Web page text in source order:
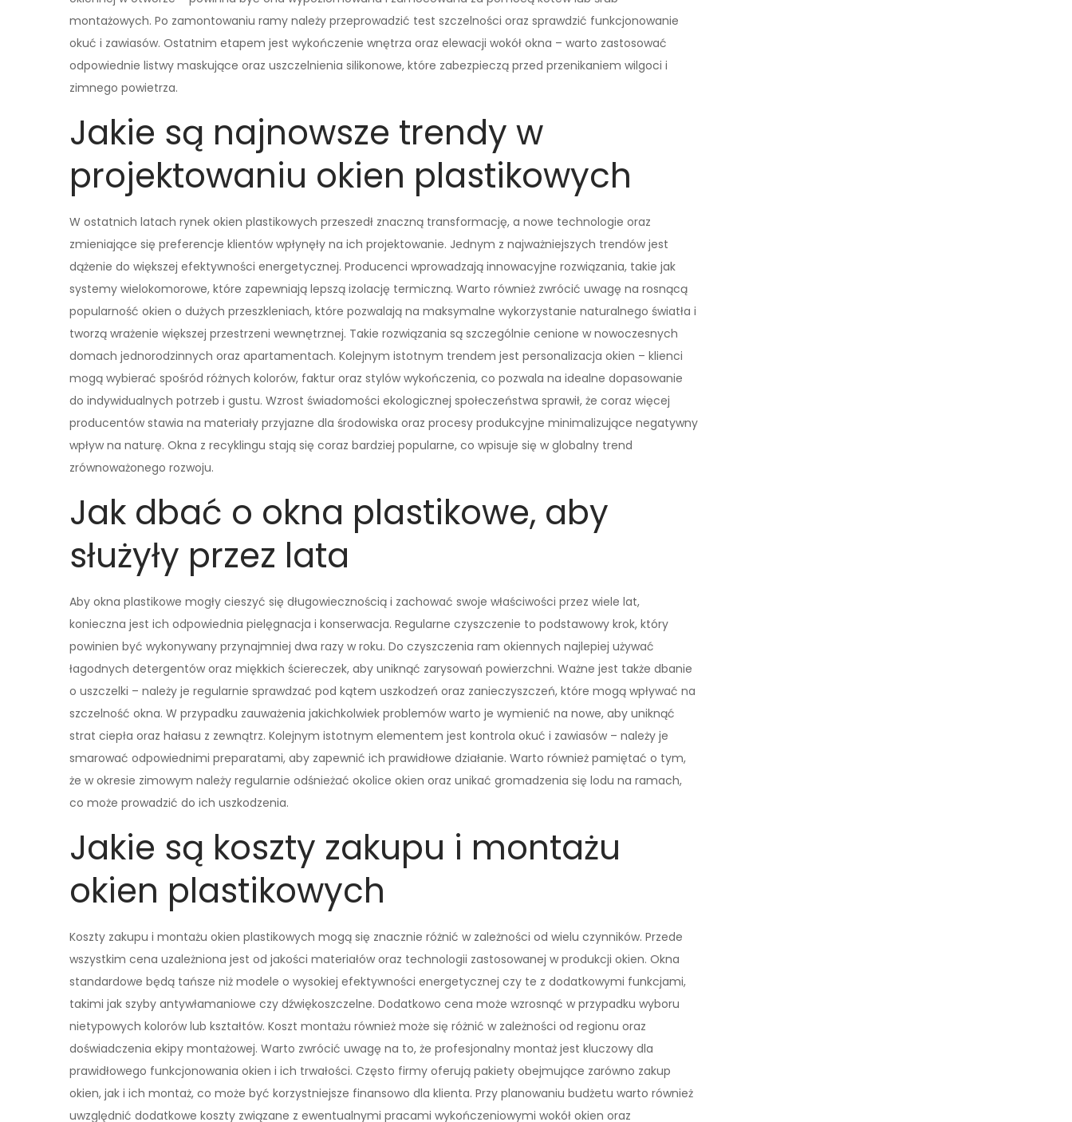
montażowych. Po zamontowaniu ramy należy przeprowadzić test szczelności oraz sprawdzić funkcjonowanie
okuć i zawiasów. Ostatnim etapem jest wykończenie wnętrza oraz elewacji wokół okna – warto zastosować
odpowiednie listwy maskujące oraz uszczelnienia silikonowe, które zabezpieczą przed przenikaniem wilgoci i
zimnego powietrza.
Jakie są najnowsze trendy w
projektowaniu okien plastikowych
W ostatnich latach rynek okien plastikowych przeszedł znaczną transformację, a nowe technologie oraz
zmieniające się preferencje klientów wpłynęły na ich projektowanie. Jednym z najważniejszych trendów jest
dążenie do większej efektywności energetycznej. Producenci wprowadzają innowacyjne rozwiązania, takie jak
systemy wielokomorowe, które zapewniają lepszą izolację termiczną. Warto również zwrócić uwagę na rosnącą
popularność okien o dużych przeszkleniach, które pozwalają na maksymalne wykorzystanie naturalnego światła i
tworzą wrażenie większej przestrzeni wewnętrznej. Takie rozwiązania są szczególnie cenione w nowoczesnych
domach jednorodzinnych oraz apartamentach. Kolejnym istotnym trendem jest personalizacja okien – klienci
mogą wybierać spośród różnych kolorów, faktur oraz stylów wykończenia, co pozwala na idealne dopasowanie
do indywidualnych potrzeb i gustu. Wzrost świadomości ekologicznej społeczeństwa sprawił, że coraz więcej
producentów stawia na materiały przyjazne dla środowiska oraz procesy produkcyjne minimalizujące negatywny
wpływ na naturę. Okna z recyklingu stają się coraz bardziej popularne, co wpisuje się w globalny trend
zrównoważonego rozwoju.
Jak dbać o okna plastikowe, aby
służyły przez lata
Aby okna plastikowe mogły cieszyć się długowiecznością i zachować swoje właściwości przez wiele lat,
konieczna jest ich odpowiednia pielęgnacja i konserwacja. Regularne czyszczenie to podstawowy krok, który
powinien być wykonywany przynajmniej dwa razy w roku. Do czyszczenia ram okiennych najlepiej używać
łagodnych detergentów oraz miękkich ściereczek, aby uniknąć zarysowań powierzchni. Ważne jest także dbanie
o uszczelki – należy je regularnie sprawdzać pod kątem uszkodzeń oraz zanieczyszczeń, które mogą wpływać na
szczelność okna. W przypadku zauważenia jakichkolwiek problemów warto je wymienić na nowe, aby uniknąć
strat ciepła oraz hałasu z zewnątrz. Kolejnym istotnym elementem jest kontrola okuć i zawiasów – należy je
smarować odpowiednimi preparatami, aby zapewnić ich prawidłowe działanie. Warto również pamiętać o tym,
że w okresie zimowym należy regularnie odśnieżać okolice okien oraz unikać gromadzenia się lodu na ramach,
co może prowadzić do ich uszkodzenia.
Jakie są koszty zakupu i montażu
okien plastikowych
Koszty zakupu i montażu okien plastikowych mogą się znacznie różnić w zależności od wielu czynników. Przede
wszystkim cena uzależniona jest od jakości materiałów oraz technologii zastosowanej w produkcji okien. Okna
standardowe będą tańsze niż modele o wysokiej efektywności energetycznej czy te z dodatkowymi funkcjami,
takimi jak szyby antywłamaniowe czy dźwiękoszczelne. Dodatkowo cena może wzrosnąć w przypadku wyboru
nietypowych kolorów lub kształtów. Koszt montażu również może się różnić w zależności od regionu oraz
doświadczenia ekipy montażowej. Warto zwrócić uwagę na to, że profesjonalny montaż jest kluczowy dla
prawidłowego funkcjonowania okien i ich trwałości. Często firmy oferują pakiety obejmujące zarówno zakup
okien, jak i ich montaż, co może być korzystniejsze finansowo dla klienta. Przy planowaniu budżetu warto również
uwzględnić dodatkowe koszty związane z ewentualnymi pracami wykończeniowymi wokół okien oraz